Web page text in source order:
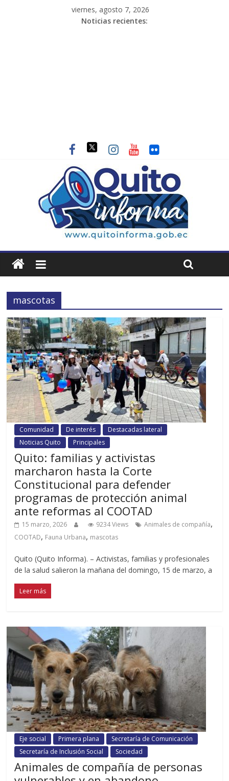
viernes, agosto 7, 2026
Noticias recientes:
mascotas
Comunidad De interés
Destacadas lateral
Noticias Quito
Principales
Quito: familias y activistas
marcharon hasta la Corte
Constitucional para defender
programas de protección animal
ante reformas al COOTAD
15 marzo, 2026 9234 Views Animales de compañía,
COOTAD, Fauna Urbana, mascotas
Quito (Quito Informa). – Activistas, familias y profesionales
de la salud salieron la mañana del domingo, 15 de marzo, a
Leer más
Eje social Primera plana
Secretaría de Comunicación
Secretaría de Inclusión Social
Sociedad
Animales de compañía de personas